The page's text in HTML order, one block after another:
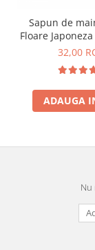
Sapun de
Floare
32,00
ADAUGA
Nu